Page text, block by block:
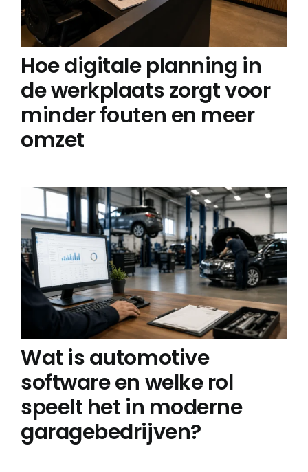
Hoe digitale planning in
de werkplaats zorgt voor
minder fouten en meer
omzet
Wat is automotive
software en welke rol
speelt het in moderne
garagebedrijven?